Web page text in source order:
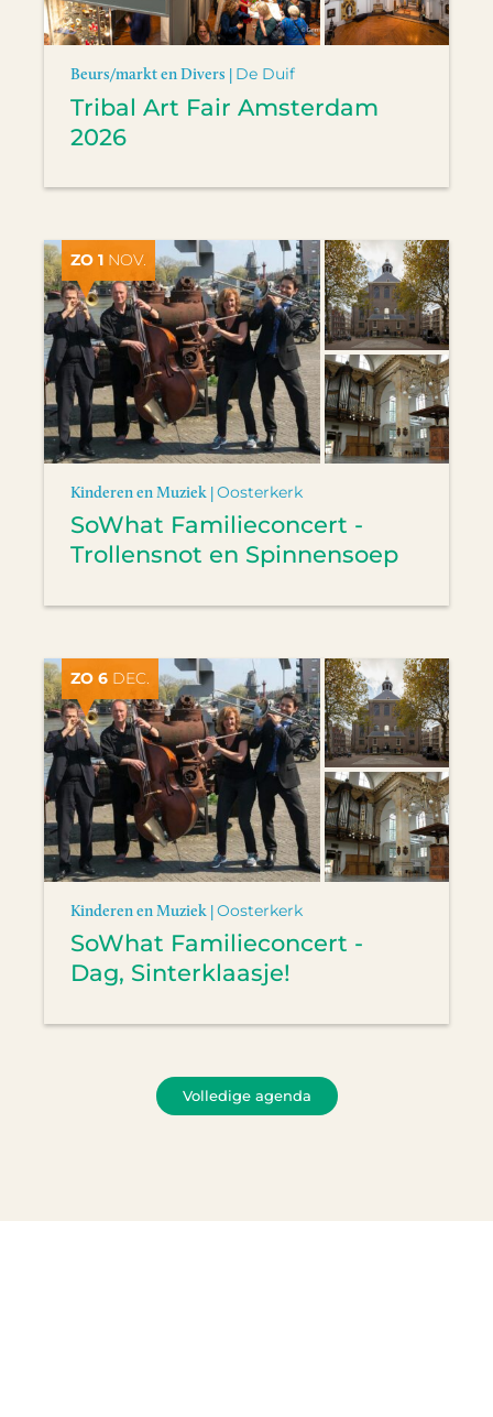
Beurs/markt en Divers | De Duif
Tribal Art Fair Amsterdam
2026
ZO 1 NOV.
Kinderen en Muziek |Oosterkerk
SoWhat Familieconcert -
Trollensnot en Spinnensoep
ZO 6 DEC.
Kinderen en Muziek |Oosterkerk
SoWhat Familieconcert -
Dag, Sinterklaasje!
Volledige agenda